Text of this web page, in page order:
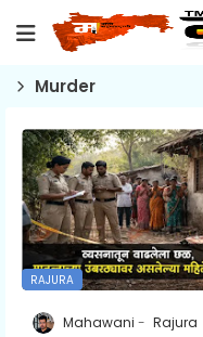
Murder
RAJURA
Mahawani Rajura